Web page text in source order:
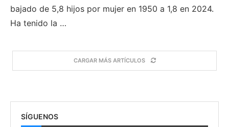
bajado de 5,8 hijos por mujer en 1950 a 1,8 en 2024.
Ha tenido la …
CARGAR MÁS ARTÍCULOS
SÍGUENOS